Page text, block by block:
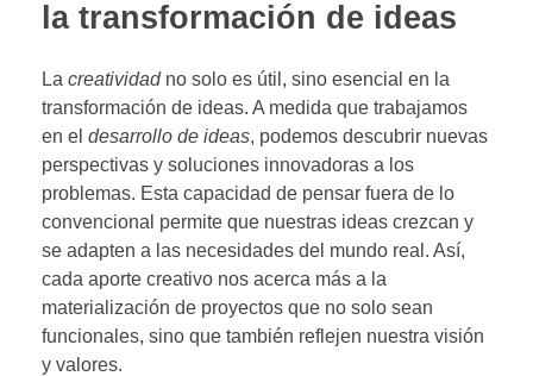
la transformación de ideas
La creatividadno solo es útil, sino esencial en la
transformación de ideas. A medida que trabajamos
en el desarrollo de ideas, podemos descubrir nuevas
perspectivas y soluciones innovadoras a los
problemas. Esta capacidad de pensar fuera de lo
convencional permite que nuestras ideas crezcan y
se adapten a las necesidades del mundo real. Así,
cada aporte creativo nos acerca más a la
materialización de proyectos que no solo sean
funcionales, sino que también reflejen nuestra visión
y valores.